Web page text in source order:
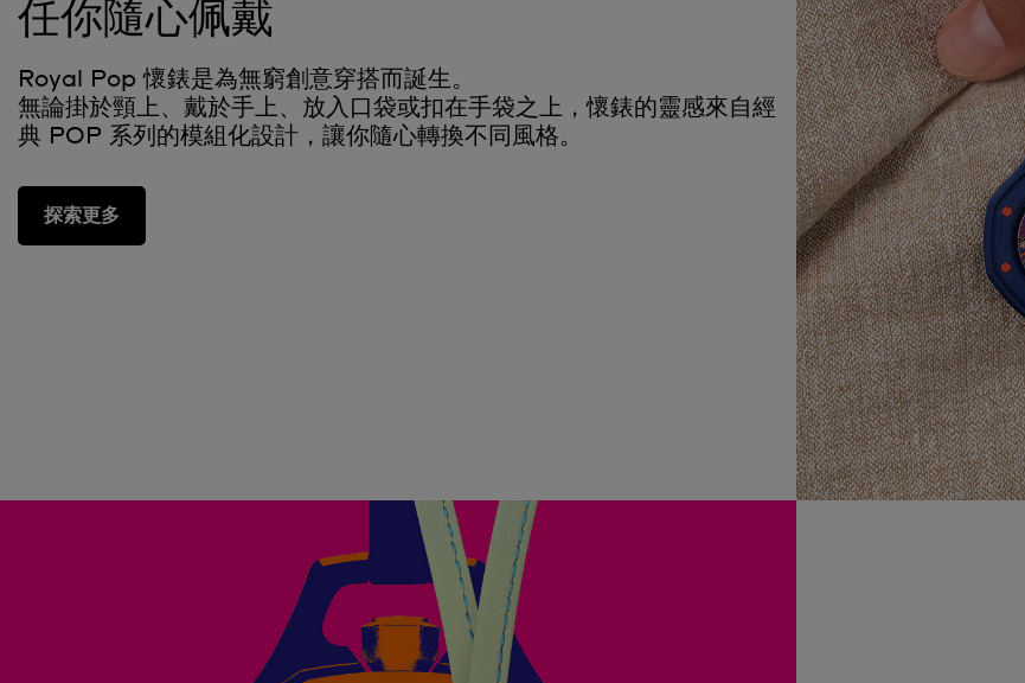
任你隨心佩戴
Royal Pop 懷錶是為無窮創意穿搭而誕生。
無論掛於頸上、戴於手上、放入口袋或扣在手袋之上，懷錶的靈感來自經
典 POP 系列的模組化設計，讓你隨心轉換不同風格。
探索更多